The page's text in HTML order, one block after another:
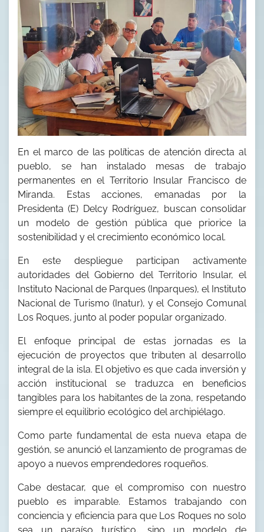
En el marco de las políticas de atención directa al
pueblo, se han instalado mesas de trabajo
permanentes en el Territorio Insular Francisco de
Miranda. Estas acciones, emanadas por la
Presidenta (E) Delcy Rodríguez, buscan consolidar
un modelo de gestión pública que priorice la
sostenibilidad y el crecimiento económico local.
En este despliegue participan activamente
autoridades del Gobierno del Territorio Insular, el
Instituto Nacional de Parques (Inparques), el Instituto
Nacional de Turismo (Inatur), y el Consejo Comunal
Los Roques, junto al poder popular organizado.
El enfoque principal de estas jornadas es la
ejecución de proyectos que tributen al desarrollo
integral de la isla. El objetivo es que cada inversión y
acción institucional se traduzca en beneficios
tangibles para los habitantes de la zona, respetando
siempre el equilibrio ecológico del archipiélago.
Como parte fundamental de esta nueva etapa de
gestión, se anunció el lanzamiento de programas de
apoyo a nuevos emprendedores roqueños.
Cabe destacar, que el compromiso con nuestro
pueblo es imparable. Estamos trabajando con
conciencia y eficiencia para que Los Roques no solo